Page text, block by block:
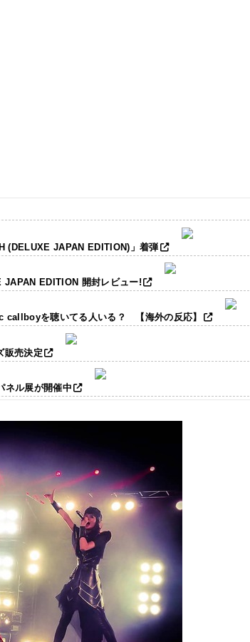
(DELUXE JAPAN EDITION)」着弾
JAPAN EDITION 開封レビュー!
callboyを聴いてる人いる？ 【海外の反応】
販売決定
ネル展が開催中